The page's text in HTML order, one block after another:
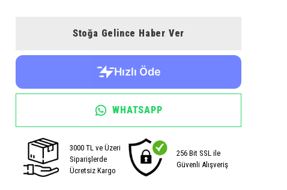
Stoğa Gelince Haber Ver
WHATSAPP
3000 TL ve Üzeri
Siparişlerde
Ücretsiz Kargo
256 Bit SSL ile
Güvenli Alışveriş